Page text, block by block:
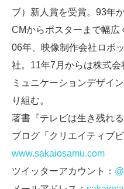
ブ）新人賞を受賞。93年
CMからポスターまで幅広
06年、映像制作会社ロボ
社。11年7月からは株式
ミュニケーションデザイ
り組む。
著書『テレビは生き残れる
ブログ「クリエイティブ
www.sakaiosamu.com
ツイッターアカウント：